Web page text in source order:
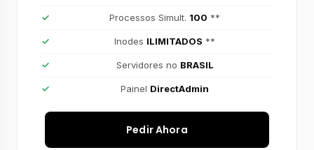
Processos Simult. 100 **
Inodes ILIMITADOS **
Servidores no BRASIL
Painel DirectAdmin
Pedir Ahora